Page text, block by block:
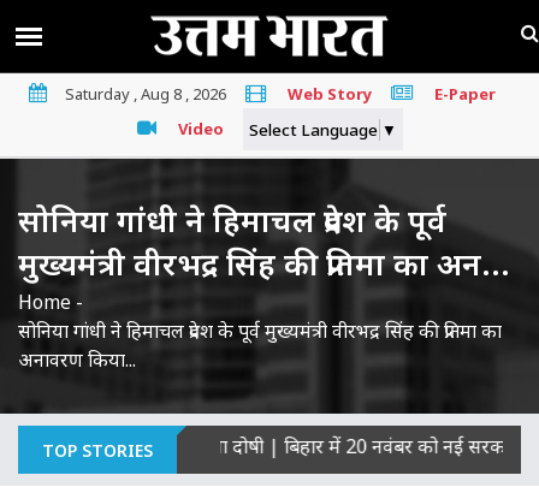
Saturday , Aug 8 , 2026 Web Story
E-Paper
Video
Select Language ▼
सोनिया गांधी ने हिमाचल प्रदेश के पूर्व
मुख्यमंत्री वीरभद्र सिंह की प्रतिमा का अन...
Home -
सोनिया गांधी ने हिमाचल प्रदेश के पूर्व मुख्यमंत्री वीरभद्र सिंह की प्रतिमा का
अनावरण किया...
TOP STORIES
हत्याओं का माना दोषी बिहार में 20 नवंबर को नई सरकार का शपथ